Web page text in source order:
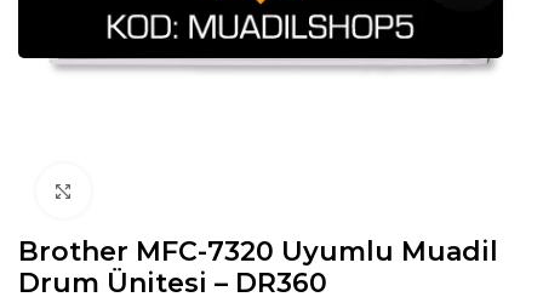
Brother MFC-7320 Uyumlu Muadil
Drum Ünitesi – DR360